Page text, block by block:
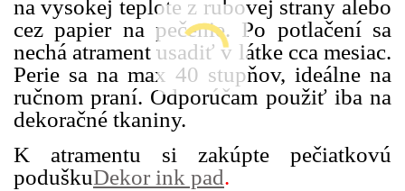
na vysokej teplote z rubovej strany alebo
cez papier na pečenie. Po potlačení sa
nechá atrament usadiť v látke cca mesiac.
Perie sa na max 40 stupňov, ideálne na
ručnom praní. Odporúčam použiť iba na
dekoračné tkaniny.
K atramentu si zakúpte pečiatkovú
poduškuDekor ink pad.